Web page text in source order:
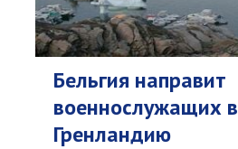
Бельгия направит
военнослужащих в
Гренландию